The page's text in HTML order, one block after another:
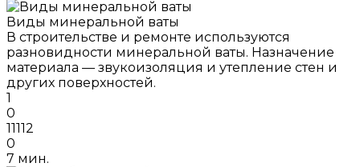
Виды минеральной ваты
В строительстве и ремонте используются
разновидности минеральной ваты. Назначение
материала — звукоизоляция и утепление стен и
других поверхностей.
1
0
11112
0
7 мин.